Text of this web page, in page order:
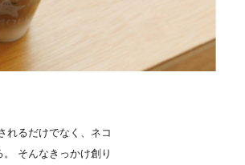
れるだけでなく、ネコ
そんなきっかけ創り